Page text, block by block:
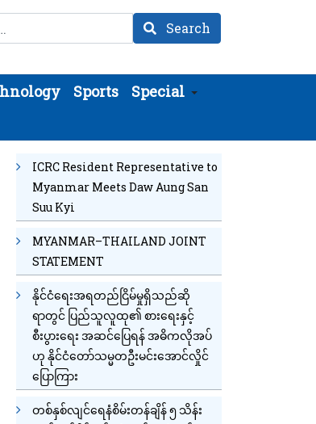
Search
Sports
Special
ICRC Resident Representative to
Myanmar Meets Daw Aung San
Suu Kyi
MYANMAR–THAILAND JOINT
STATEMENT
နိုင်ငံရေးအရတည်ငြိမ်မှုရှိသည်ဆို
ရာတွင် ပြည်သူလူထု၏ စားရေးနှင့်
စီးပွားရေး အဆင်ပြေရန် အဓိကလိုအပ်
ဟု နိုင်ငံတော်သမ္မတဦးမင်းအောင်လှိုင်
ပြောကြား
တစ်နှစ်လျင်ရေနံစိမ်းတန်ချိန် ၅ သိန်း